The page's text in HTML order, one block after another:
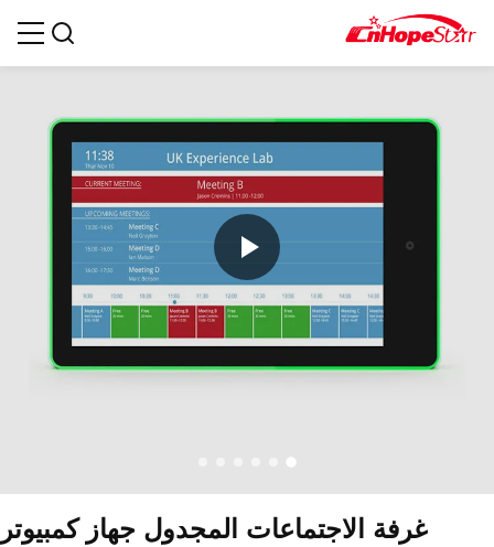
غرفة الاجتماعات المجدول جهاز كمبيوتر